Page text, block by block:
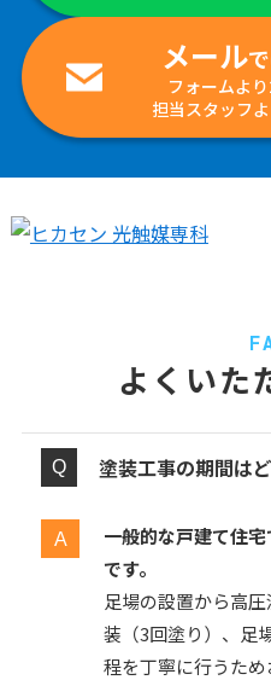
メール
フォームよ
担当スタッフ
よくいた
塗装工事の期間は
一般的な戸建て住
です。
足場の設置から高
装（3回塗り）、足
程を丁寧に行うた